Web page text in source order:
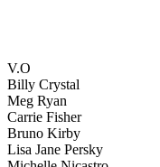
V.O
Billy Crystal
Meg Ryan
Carrie Fisher
Bruno Kirby
Lisa Jane Persky